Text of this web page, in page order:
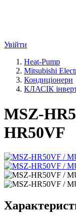
Увійти
Heat-Pump
Mitsubishi
Кондиціонери
КЛАСІК
MSZ-
HR50VF